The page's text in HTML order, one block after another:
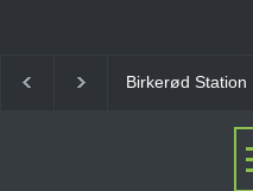
Allerød Station